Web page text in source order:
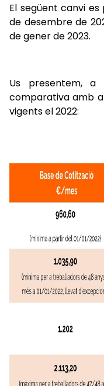
El següent canvi es
de desembre de
de gener de 2023.
Us presentem, a
comparativa amb
vigents el 2022: